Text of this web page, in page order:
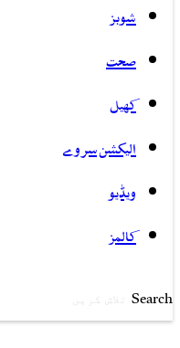
شوبز
صحت
کھیل
الیکشن سروے
ویڈیو
کالمز
Search